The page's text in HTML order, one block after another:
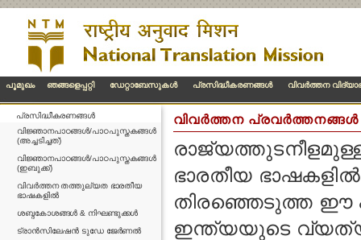
പൂമുഖം ഞങ്ങളെപ്പറ്റി ഡേറ്റാബേസുകള്‍ പ്രസിദ്ധീകരണങ്ങള്‍ വിവര്‍ത്തന
പ്രസിദ്ധീകരണങ്ങള്‍
വിജ്ഞാനപാഠങ്ങൾ/പാഠപുസ്തകങ്ങൾ
(അച്ചടിച്ചത്)
വിജ്ഞാനപാഠങ്ങൾ/പാഠപുസ്തകങ്ങൾ
(ഇബുക്ക്)
വിവർത്തന തത്തുല്യത ഭാരതീയ
ഭാഷകളിൽ
ശബ്ദകോശങ്ങൾ & നിഘണ്ടുക്കൾ
ട്രാൻസിലേഷൻ ടുഡേ ജേർണൽ
വിവര്‍ത്തന പ്രവര്‍ത്തനങ്ങള്‍
ഭാരതീയ
തിരഞ്ഞെടുത്ത ഈ
ഇന്ത്യയുടെ